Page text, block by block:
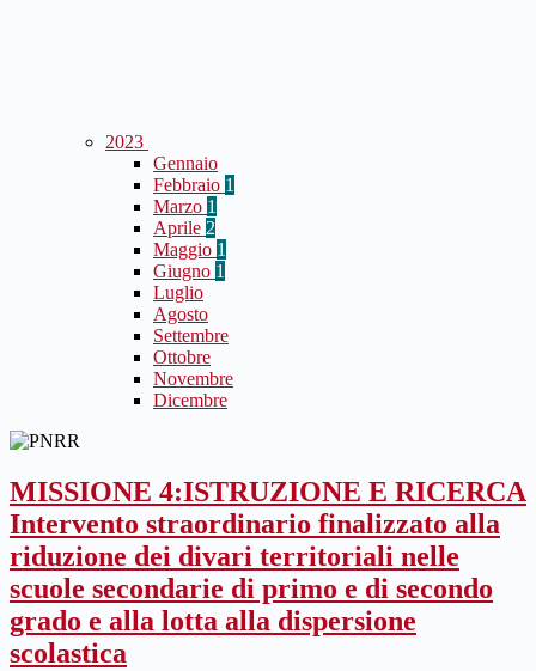
2023
Gennaio
Febbraio 1
Marzo 1
Aprile 2
Maggio 1
Giugno 1
Luglio
Agosto
Settembre
Ottobre
Novembre
Dicembre
MISSIONE 4:ISTRUZIONE E RICERCA
Intervento straordinario finalizzato alla
riduzione dei divari territoriali nelle
scuole secondarie di primo e di secondo
grado e alla lotta alla dispersione
scolastica